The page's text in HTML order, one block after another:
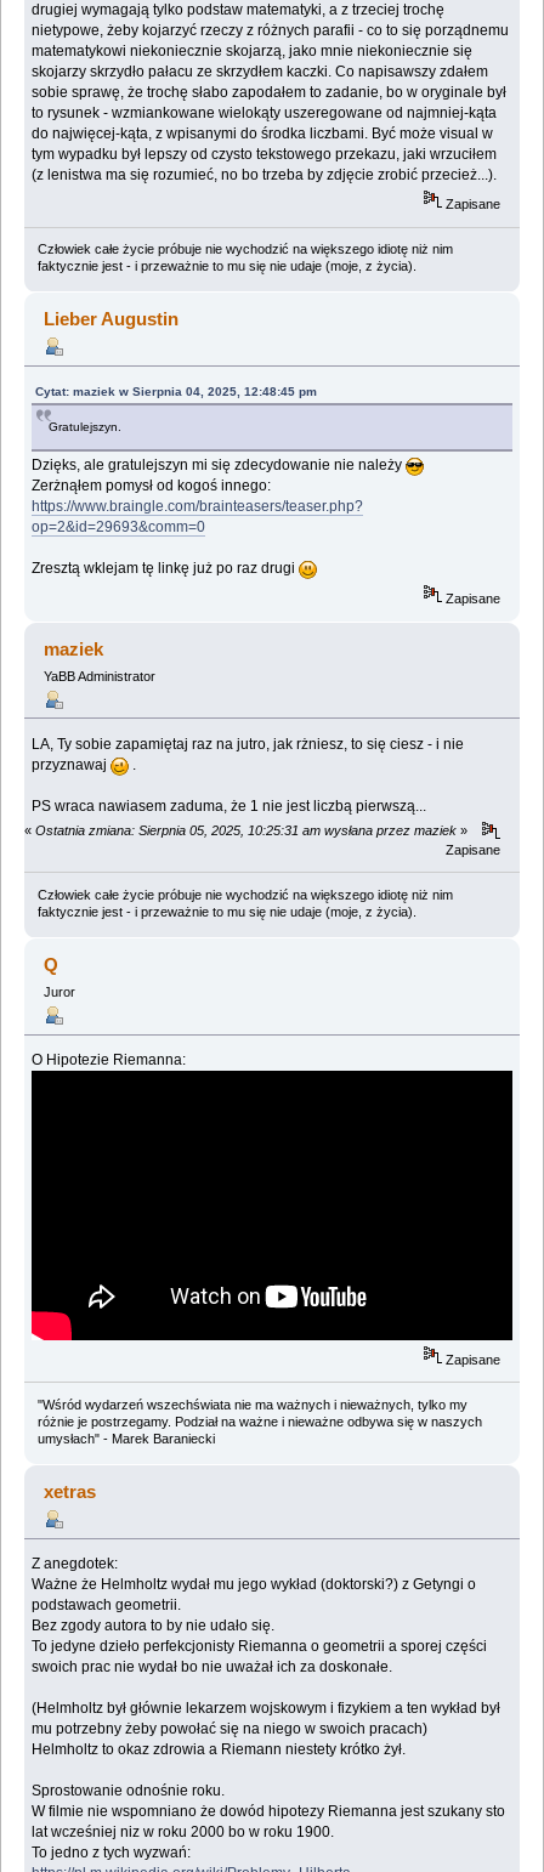
drugiej wymagają tylko podstaw matematyki, a z trzeciej trochę
nietypowe, żeby kojarzyć rzeczy z różnych parafii - co to się porządnemu
matematykowi niekoniecznie skojarzą, jako mnie niekoniecznie się
skojarzy skrzydło pałacu ze skrzydłem kaczki. Co napisawszy zdałem
sobie sprawę, że trochę słabo zapodałem to zadanie, bo w oryginale był
to rysunek - wzmiankowane wielokąty uszeregowane od najmniej-kąta
do najwięcej-kąta, z wpisanymi do środka liczbami. Być może visual w
tym wypadku był lepszy od czysto tekstowego przekazu, jaki wrzuciłem
(z lenistwa ma się rozumieć, no bo trzeba by zdjęcie zrobić przecież...).
Zapisane
Człowiek całe życie próbuje nie wychodzić na większego idiotę niż nim
faktycznie jest - i przeważnie to mu się nie udaje (moje, z życia).
Lieber Augustin
Cytat: maziek w Sierpnia 04, 2025, 12:48:45 pm
Gratulejszyn.
Dzięks, ale gratulejszyn mi się zdecydowanie nie należy
Zerżnąłem pomysł od kogoś innego:
https://www.braingle.com/brainteasers/teaser.php?
op=2&id=29693&comm=0
Zresztą wklejam tę linkę już po raz drugi
Zapisane
maziek
YaBB Administrator
LA, Ty sobie zapamiętaj raz na jutro, jak rżniesz, to się ciesz - i nie
przyznawaj
PS wraca nawiasem zaduma, że 1 nie jest liczbą pierwszą...
« Ostatnia zmiana: Sierpnia 05, 2025, 10:25:31 am wysłana przez maziek »
Zapisane
Człowiek całe życie próbuje nie wychodzić na większego idiotę niż nim
faktycznie jest - i przeważnie to mu się nie udaje (moje, z życia).
Q
Juror
O Hipotezie Riemanna:
Zapisane
"Wśród wydarzeń wszechświata nie ma ważnych i nieważnych, tylko my
różnie je postrzegamy. Podział na ważne i nieważne odbywa się w naszych
umysłach" - Marek Baraniecki
xetras
Z anegdotek:
Ważne że Helmholtz wydał mu jego wykład (doktorski?) z Getyngi o
podstawach geometrii.
Bez zgody autora to by nie udało się.
To jedyne dzieło perfekcjonisty Riemanna o geometrii a sporej części
swoich prac nie wydał bo nie uważał ich za doskonałe.
(Helmholtz był głównie lekarzem wojskowym i fizykiem a ten wykład był
mu potrzebny żeby powołać się na niego w swoich pracach)
Helmholtz to okaz zdrowia a Riemann niestety krótko żył.
Sprostowanie odnośnie roku.
W filmie nie wspomniano że dowód hipotezy Riemanna jest szukany sto
lat wcześniej niz w roku 2000 bo w roku 1900.
To jedno z tych wyzwań: